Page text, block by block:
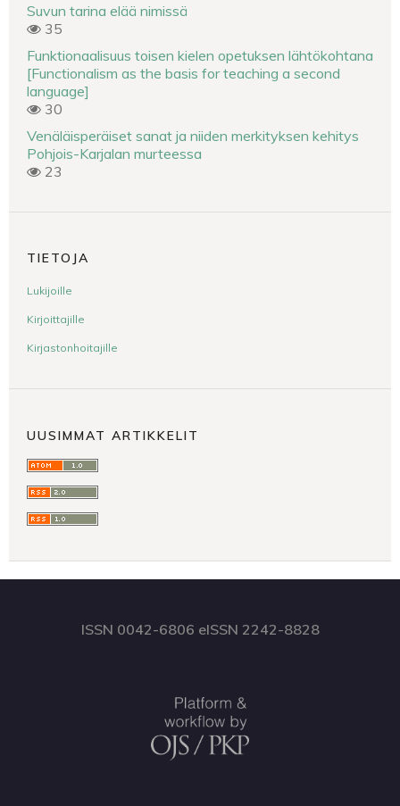
Suvun tarina elää nimissä
35
Funktionaalisuus toisen kielen opetuksen lähtökohtana
[Functionalism as the basis for teaching a second
language]
30
Venäläisperäiset sanat ja niiden merkityksen kehitys
Pohjois-Karjalan murteessa
23
TIETOJA
Lukijoille
Kirjoittajille
Kirjastonhoitajille
UUSIMMAT ARTIKKELIT
ISSN 0042-6806 eISSN 2242-8828